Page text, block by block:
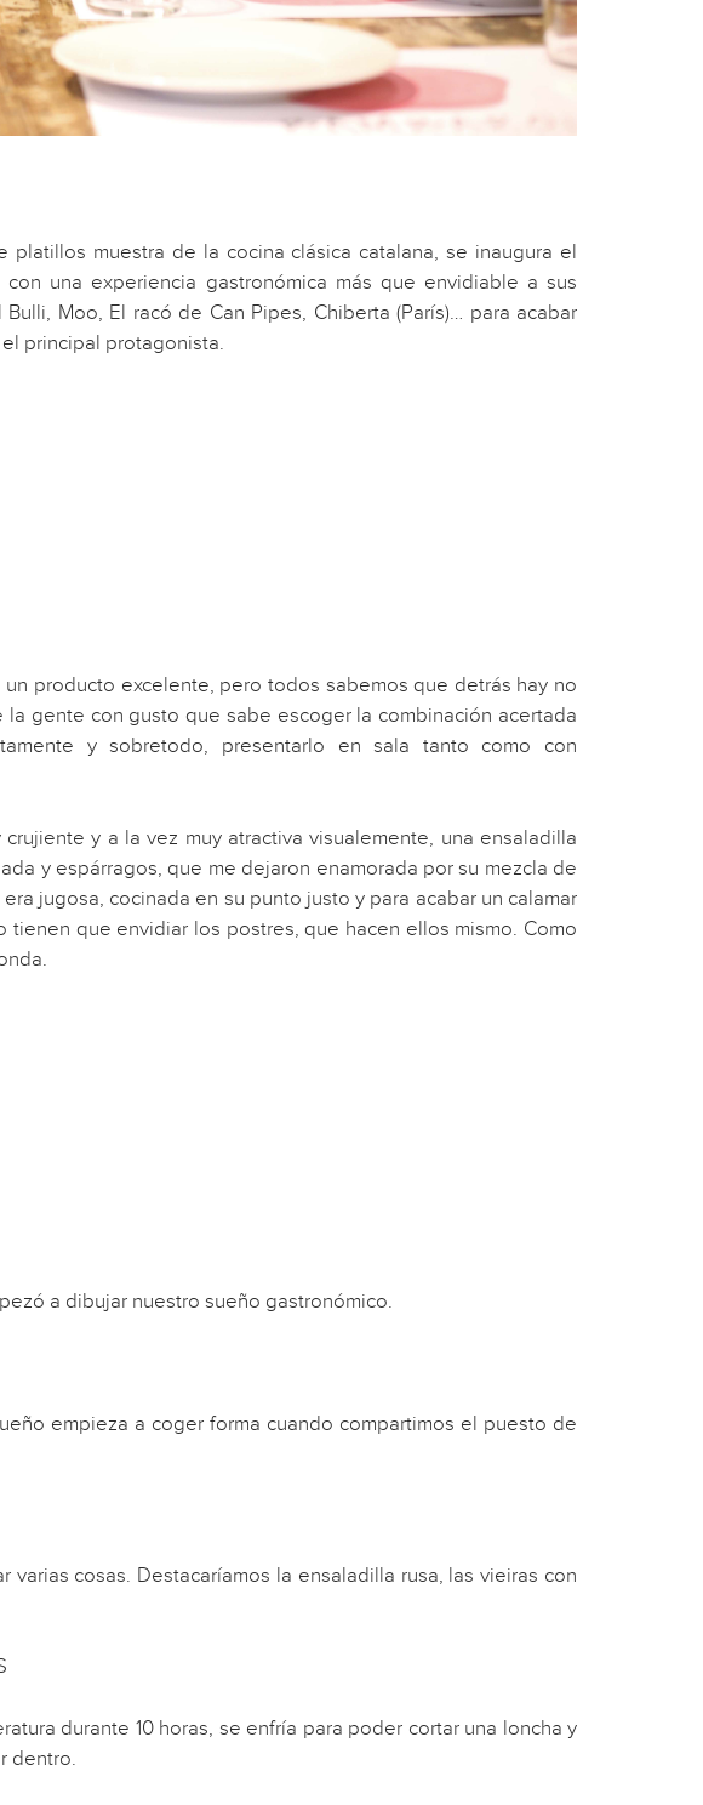
muestra de la cocina clásica catalana, se inaugura el
una experiencia gastronómica más que envidiable a sus
Moo, El racó de Can Pipes, Chiberta (París)… para acabar
principal protagonista.
producto excelente, pero todos sabemos que detrás hay no
gente con gusto que sabe escoger la combinación acertada
y sobretodo, presentarlo en sala tanto como con
y a la vez muy atractiva visualemente, una ensaladilla
y espárragos, que me dejaron enamorada por su mezcla de
jugosa, cocinada en su punto justo y para acabar un calamar
que envidiar los postres, que hacen ellos mismo. Como
a dibujar nuestro sueño gastronómico.
empieza a coger forma cuando compartimos el puesto de
cosas. Destacaríamos la ensaladilla rusa, las vieiras con
durante 10 horas, se enfría para poder cortar una loncha y
dentro.